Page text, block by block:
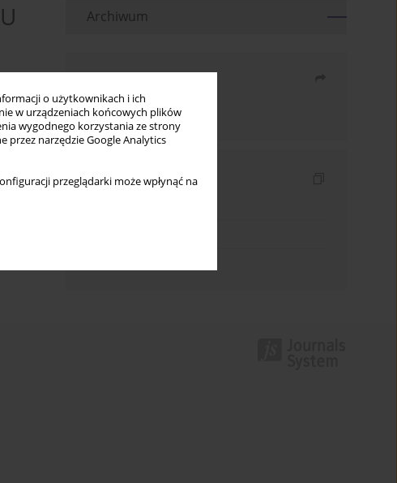
o użytkownikach i ich
w urządzeniach końcowych plików
wygodnego korzystania ze strony
przez narzędzie Google Analytics
przeglądarki może wpłynąć na
Archiwum
Wyślij mailem
Indeksy